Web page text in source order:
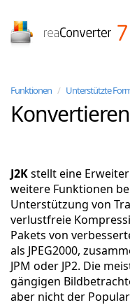
Funktionen / Unterstützte
J2Kstellt eine
weitere Funktionen
Unterstützung von
verlustfreie
Pakets von
als JPEG2000,
JPM oder JP2. Die
gängigen
aber nicht der